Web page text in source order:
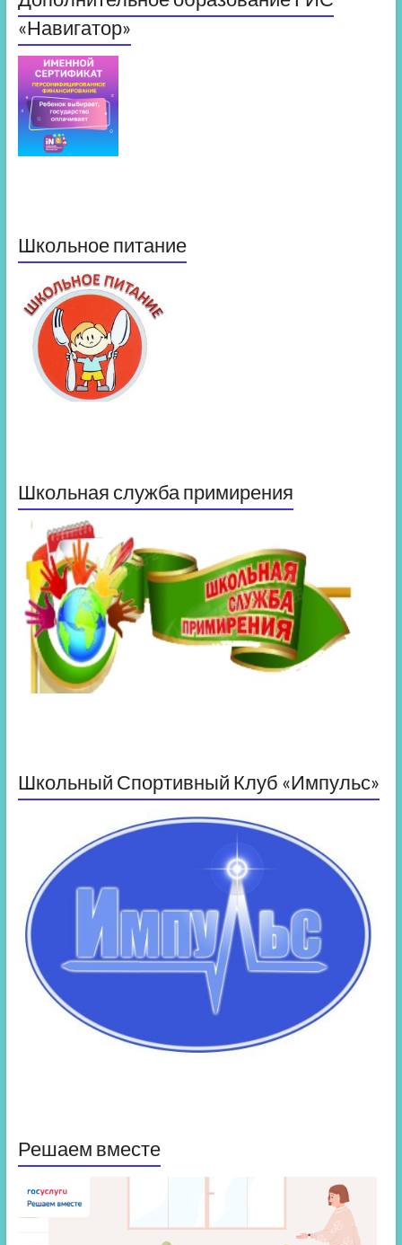
«Навигатор»
Школьное питание
Школьная служба примирения
Школьный Спортивный Клуб «Импульс»
Решаем вместе